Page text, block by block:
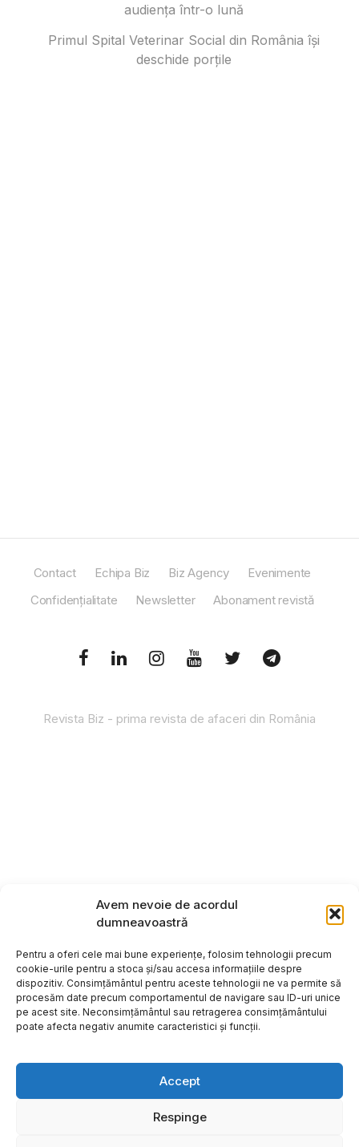
Avem nevoie de acordul
dumneavoastră
Pentru a oferi cele mai bune experiențe, folosim tehnologii precum
cookie-urile pentru a stoca și/sau accesa informațiile despre
dispozitiv. Consimțământul pentru aceste tehnologii ne va permite să
procesăm date precum comportamentul de navigare sau ID-uri unice
pe acest site. Neconsimțământul sau retragerea consimțământului
poate afecta negativ anumite caracteristici și funcții.
Accept
Respinge
audiența într-o lună
Primul Spital Veterinar Social din România își
deschide porțile
Contact Echipa Biz Biz Agency
Evenimente
Confidențialitate
Newsletter Abonament revistă
Revista Biz - prima revista de afaceri din România
Copyright ©2026